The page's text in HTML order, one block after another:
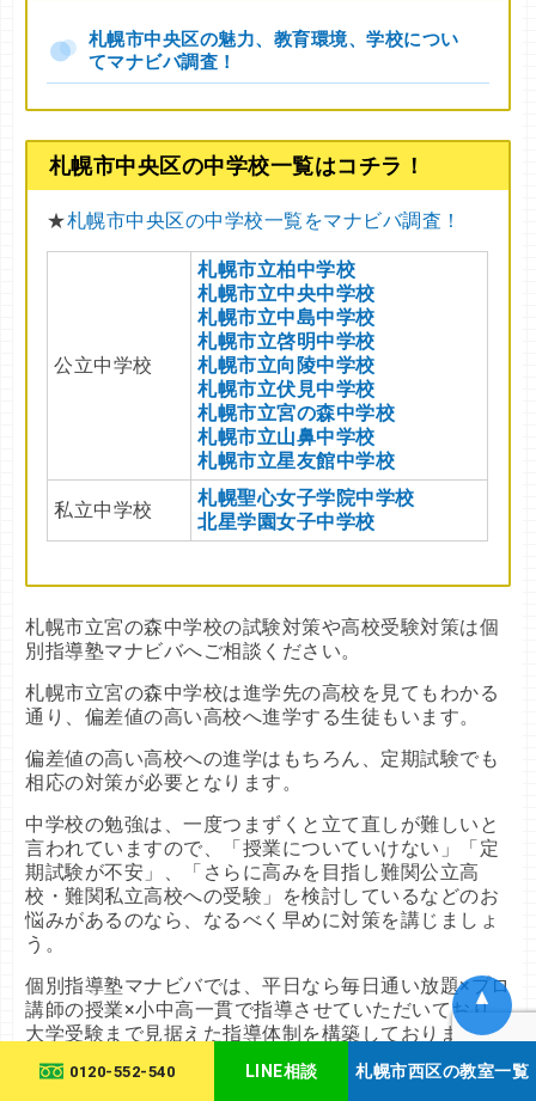
0120-552-540 LINE相談 札幌市西区の教室一覧
札幌市中央区の魅力、教育環境、学校につい
てマナビバ調査！
札幌市中央区の中学校一覧はコチラ！
★札幌市中央区の中学校一覧をマナビバ調査！
公立中学校
札幌市立柏中学校
札幌市立中央中学校
札幌市立中島中学校
札幌市立啓明中学校
札幌市立向陵中学校
札幌市立伏見中学校
札幌市立宮の森中学校
札幌市立山鼻中学校
札幌市立星友館中学校
私立中学校
札幌聖心女子学院中学校
北星学園女子中学校
札幌市立宮の森中学校の試験対策や高校受験対策は個
別指導塾マナビバへご相談ください。
札幌市立宮の森中学校は進学先の高校を見てもわかる
通り、偏差値の高い高校へ進学する生徒もいます。
偏差値の高い高校への進学はもちろん、定期試験でも
相応の対策が必要となります。
中学校の勉強は、一度つまずくと立て直しが難しいと
言われていますので、「授業についていけない」「定
期試験が不安」、「さらに高みを目指し難関公立高
校・難関私立高校への受験」を検討しているなどのお
悩みがあるのなら、なるべく早めに対策を講じましょ
う。
個別指導塾マナビバでは、平日なら毎日通い放題×プロ
講師の授業×小中高一貫で指導させていただいており、
大学受験まで見据えた指導体制を構築しております。
高校受験はぜひ、私たちにお任せください。
▲